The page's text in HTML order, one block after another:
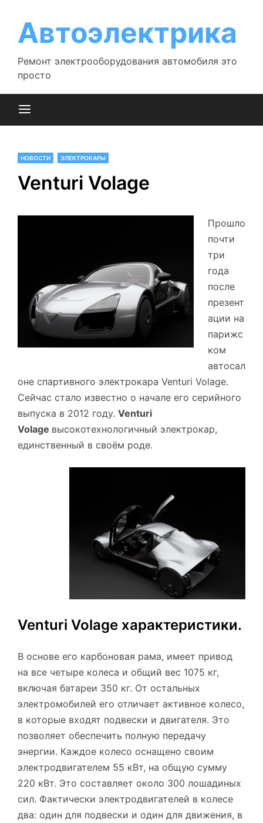
содержимому
Автоэлектрика
Ремонт электрооборудования автомобиля это
просто
НОВОСТИ ЭЛЕКТРОКАРЫ
Venturi Volage
Прошло
почти
три
года
после
презент
ации на
парижс
ком
автосал
оне спартивного электрокара Venturi Volage.
Сейчас стало известно о начале его серийного
выпуска в 2012 году. Venturi
Volage высокотехнологичный электрокар,
единственный в своём роде.
Venturi Volage характеристики.
В основе его карбоновая рама, имеет привод
на все четыре колеса и общий вес 1075 кг,
включая батареи 350 кг. От остальных
электромобилей его отличает активное колесо,
в которые входят подвески и двигателя. Это
позволяет обеспечить полную передачу
энергии. Каждое колесо оснащено своим
электродвигателем 55 кВт, на общую сумму
220 кВт. Это составляет около 300 лошадиных
сил. Фактически электродвигателей в колесе
два: один для подвески и один для движения, в